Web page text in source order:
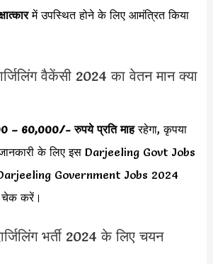
में उपस्थित होने के लिए आमंत्रित किया
वैकेंसी 2024 का वेतन मान क्या
– 60,000/- रुपये प्रति माहरहेगा, कृपया
के लिए इस Darjeeling Govt Jobs
Government Jobs 2024
करें।
भर्ती 2024 के लिए चयन